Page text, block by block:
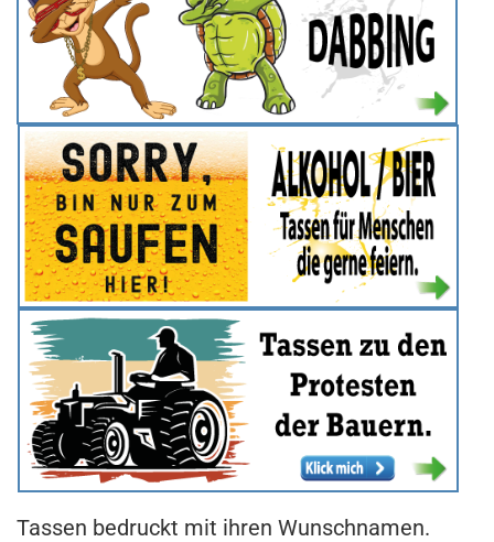
Tassen bedruckt mit ihren Wunschnamen.